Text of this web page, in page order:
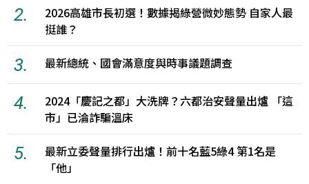
2.
2026高雄市長初選！數據揭綠營微妙態勢 自家人最
挺誰？
3. 最新總統、國會滿意度與時事議題調查
4.
2024「慶記之都」大洗牌？六都治安聲量出爐 「這
市」已淪詐騙溫床
5.
最新立委聲量排行出爐！前十名藍5綠4 第1名是
「他」